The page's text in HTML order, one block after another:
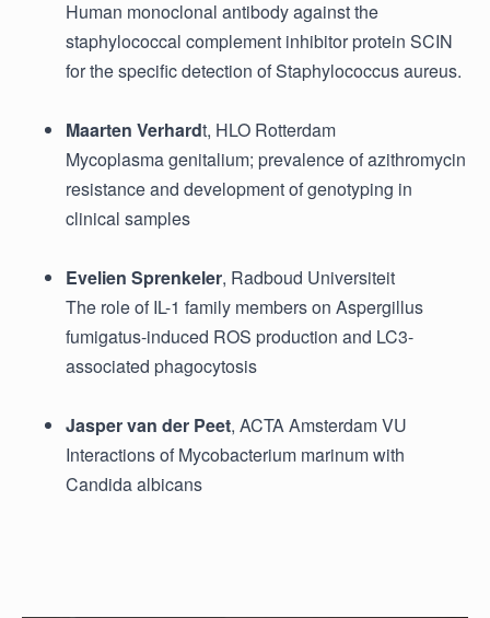
Human monoclonal antibody against the
staphylococcal complement inhibitor protein SCIN
for the specific detection of Staphylococcus aureus.
Maarten Verhardt, HLO Rotterdam
Mycoplasma genitalium; prevalence of azithromycin
resistance and development of genotyping in
clinical samples
Evelien Sprenkeler, Radboud Universiteit
The role of IL-1 family members on Aspergillus
fumigatus-induced ROS production and LC3-
associated phagocytosis
Jasper van der Peet, ACTA Amsterdam VU
Interactions of Mycobacterium marinum with
Candida albicans